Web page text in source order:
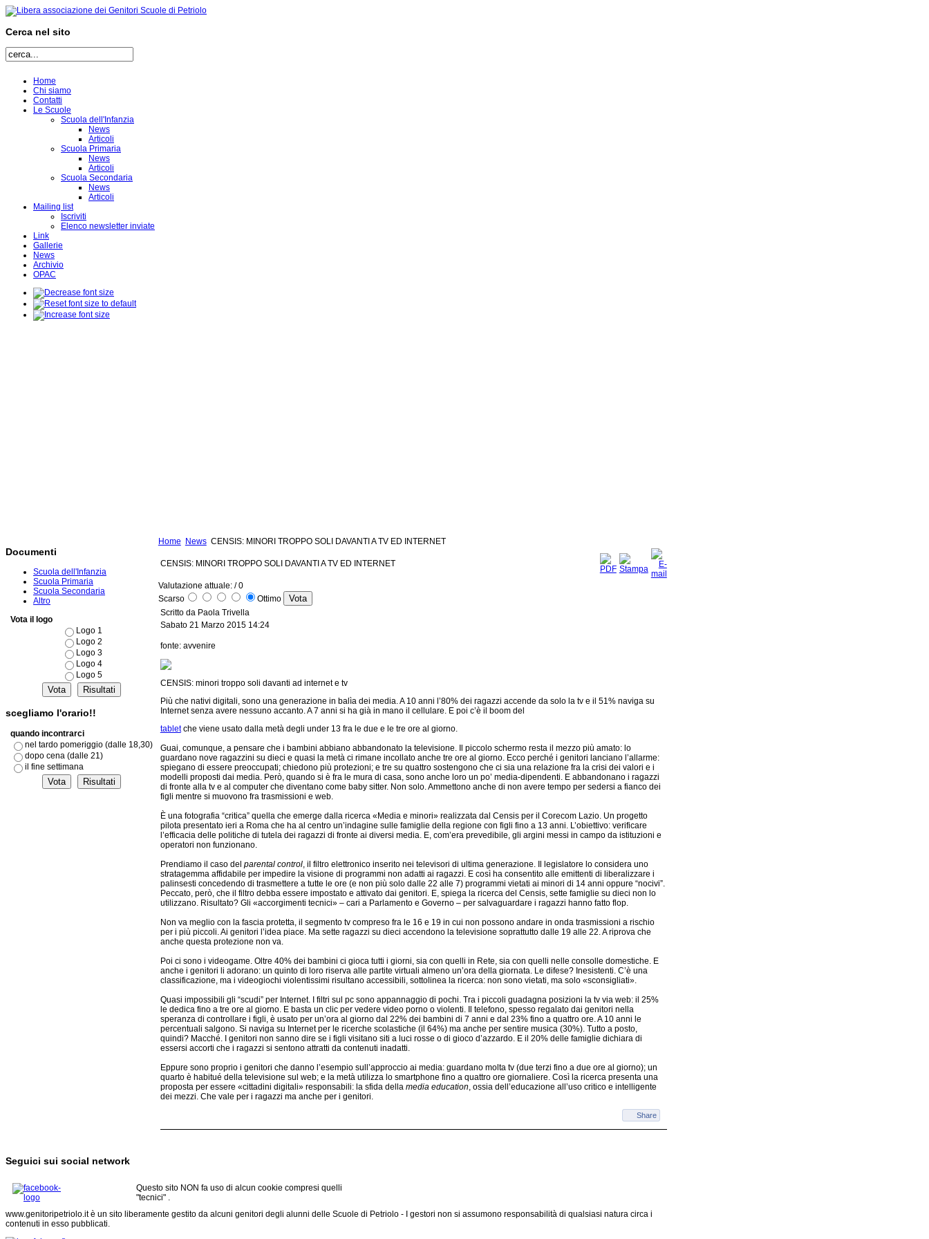
Cerca nel sito
Home
Chi siamo
Contatti
Le Scuole
Scuola dell'Infanzia
News
Articoli
Scuola Primaria
News
Articoli
Scuola Secondaria
News
Articoli
Mailing list
Iscriviti
Elenco newsletter inviate
Link
Gallerie
News
Archivio
OPAC
Documenti
Scuola dell'Infanzia
Scuola Primaria
Scuola Secondaria
Altro
Vota il logo
Logo 1
Logo 2
Logo 3
Logo 4
Logo 5
scegliamo l'orario!!
quando incontrarci
nel tardo pomeriggio (dalle 18,30)
dopo cena (dalle 21)
il fine settimana
Home News CENSIS: MINORI TROPPO SOLI DAVANTI A TV ED INTERNET
CENSIS: MINORI TROPPO SOLI DAVANTI A TV ED INTERNET
Valutazione attuale:/ 0
Scarso
Ottimo
Scritto da Paola Trivella
Sabato 21 Marzo 2015 14:24
fonte: avvenire
CENSIS: minori troppo soli davanti ad internet e tv
Più che nativi digitali, sono una generazione in balìa dei media. A 10 anni l’80% dei ragazzi accende da solo la tv e il 51% naviga su
Internet senza avere nessuno accanto. A 7 anni si ha già in mano il cellulare. E poi c’è il boom del
tabletche viene usato dalla metà degli under 13 fra le due e le tre ore al giorno.
Guai, comunque, a pensare che i bambini abbiano abbandonato la televisione. Il piccolo schermo resta il mezzo più amato: lo
guardano nove ragazzini su dieci e quasi la metà ci rimane incollato anche tre ore al giorno. Ecco perché i genitori lanciano l’allarme:
spiegano di essere preoccupati; chiedono più protezioni; e tre su quattro sostengono che ci sia una relazione fra la crisi dei valori e i
modelli proposti dai media. Però, quando si è fra le mura di casa, sono anche loro un po’ media-dipendenti. E abbandonano i ragazzi
di fronte alla tv e al computer che diventano come baby sitter. Non solo. Ammettono anche di non avere tempo per sedersi a fianco dei
figli mentre si muovono fra trasmissioni e web.
È una fotografia “critica” quella che emerge dalla ricerca «Media e minori» realizzata dal Censis per il Corecom Lazio. Un progetto
pilota presentato ieri a Roma che ha al centro un’indagine sulle famiglie della regione con figli fino a 13 anni. L’obiettivo: verificare
l’efficacia delle politiche di tutela dei ragazzi di fronte ai diversi media. E, com’era prevedibile, gli argini messi in campo da istituzioni e
operatori non funzionano.
Prendiamo il caso del parental control, il filtro elettronico inserito nei televisori di ultima generazione. Il legislatore lo considera uno
stratagemma affidabile per impedire la visione di programmi non adatti ai ragazzi. E così ha consentito alle emittenti di liberalizzare i
palinsesti concedendo di trasmettere a tutte le ore (e non più solo dalle 22 alle 7) programmi vietati ai minori di 14 anni oppure “nocivi”.
Peccato, però, che il filtro debba essere impostato e attivato dai genitori. E, spiega la ricerca del Censis, sette famiglie su dieci non lo
utilizzano. Risultato? Gli «accorgimenti tecnici» – cari a Parlamento e Governo – per salvaguardare i ragazzi hanno fatto flop.
Non va meglio con la fascia protetta, il segmento tv compreso fra le 16 e 19 in cui non possono andare in onda trasmissioni a rischio
per i più piccoli. Ai genitori l’idea piace. Ma sette ragazzi su dieci accendono la televisione soprattutto dalle 19 alle 22. A riprova che
anche questa protezione non va.
Poi ci sono i videogame. Oltre 40% dei bambini ci gioca tutti i giorni, sia con quelli in Rete, sia con quelli nelle consolle domestiche. E
anche i genitori li adorano: un quinto di loro riserva alle partite virtuali almeno un’ora della giornata. Le difese? Inesistenti. C’è una
classificazione, ma i videogiochi violentissimi risultano accessibili, sottolinea la ricerca: non sono vietati, ma solo «sconsigliati».
Quasi impossibili gli “scudi” per Internet. I filtri sul pc sono appannaggio di pochi. Tra i piccoli guadagna posizioni la tv via web: il 25%
le dedica fino a tre ore al giorno. E basta un clic per vedere video porno o violenti. Il telefono, spesso regalato dai genitori nella
speranza di controllare i figli, è usato per un’ora al giorno dal 22% dei bambini di 7 anni e dal 23% fino a quattro ore. A 10 anni le
percentuali salgono. Si naviga su Internet per le ricerche scolastiche (il 64%) ma anche per sentire musica (30%). Tutto a posto,
quindi? Macché. I genitori non sanno dire se i figli visitano siti a luci rosse o di gioco d’azzardo. E il 20% delle famiglie dichiara di
essersi accorti che i ragazzi si sentono attratti da contenuti inadatti.
Eppure sono proprio i genitori che danno l’esempio sull’approccio ai media: guardano molta tv (due terzi fino a due ore al giorno); un
quarto è habitué della televisione sul web; e la metà utilizza lo smartphone fino a quattro ore giornaliere. Così la ricerca presenta una
proposta per essere «cittadini digitali» responsabili: la sfida della media education, ossia dell’educazione all’uso critico e intelligente
dei mezzi. Che vale per i ragazzi ma anche per i genitori.
Share
Seguici sui social network
Questo sito NON fa uso di alcun cookie compresi quelli
"tecnici" .
www.genitoripetriolo.it è un sito liberamente gestito da alcuni genitori degli alunni delle Scuole di Petriolo - I gestori non si assumono responsabilità di qualsiasi natura circa i
contenuti in esso pubblicati.